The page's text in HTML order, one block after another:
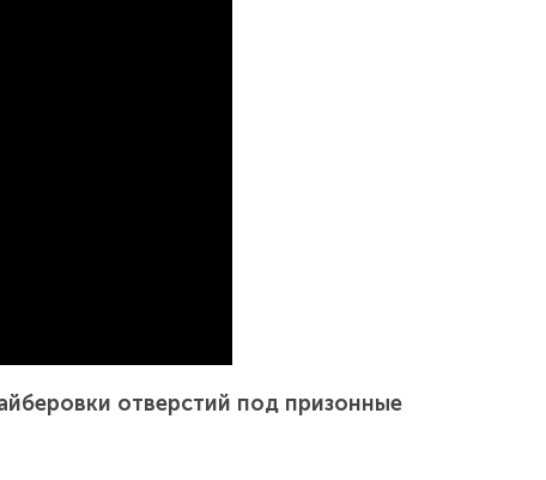
отверстий под призонные